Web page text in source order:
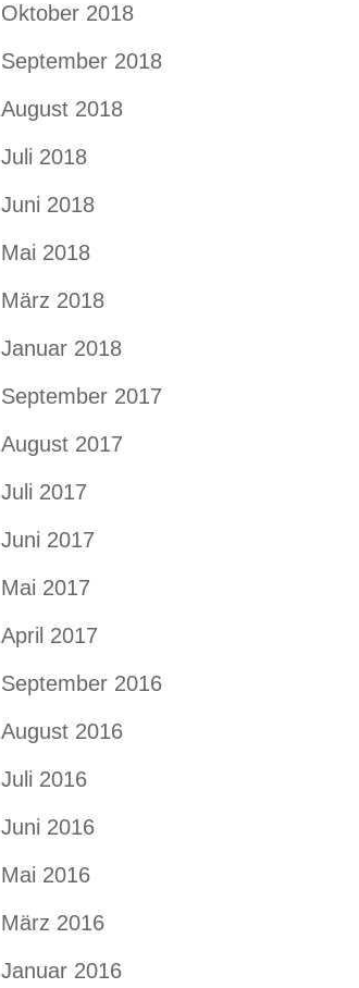
Oktober 2018
September 2018
August 2018
Juli 2018
Juni 2018
Mai 2018
März 2018
Januar 2018
September 2017
August 2017
Juli 2017
Juni 2017
Mai 2017
April 2017
September 2016
August 2016
Juli 2016
Juni 2016
Mai 2016
März 2016
Januar 2016